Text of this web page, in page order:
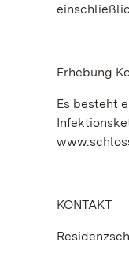
Erhebung
Es besteht
KONTAKT